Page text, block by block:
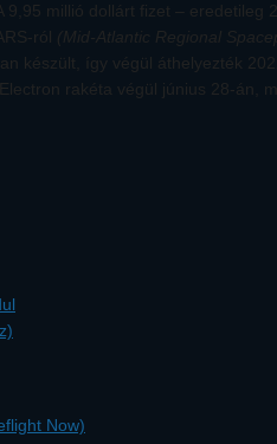
9,95 millió dollárt fizet – eredetileg
ról (Mid-Atlantic Regional
készült, így végül áthelyezték
rakéta végül június 28-án,
Now)